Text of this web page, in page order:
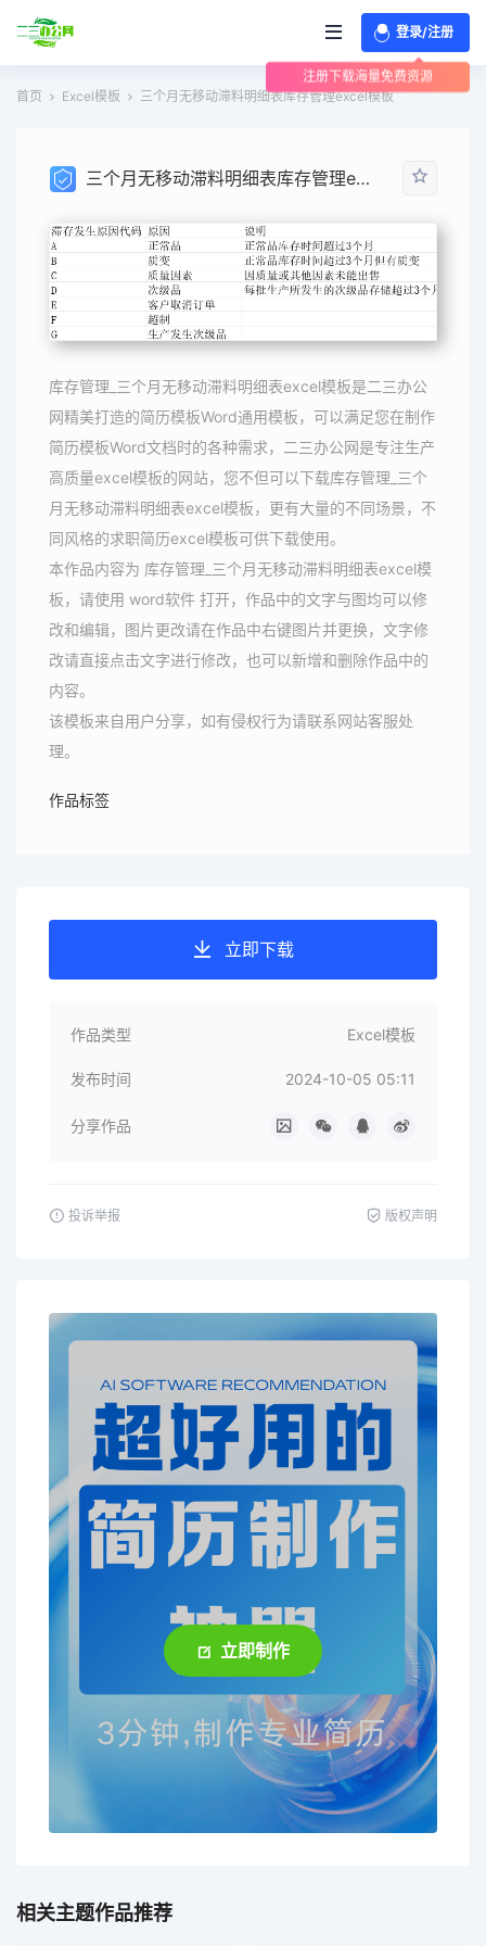
登录/注册
注册下载海量免费资源
首页
Excel模板 三个月无移动滞料明细表库存管理excel模板
三个月无移动滞料明细表库存管理excel模板
库存管理_三个月无移动滞料明细表excel模板是二三办公
网精美打造的简历模板Word通用模板，可以满足您在制作
简历模板Word文档时的各种需求，二三办公网是专注生产
高质量excel模板的网站，您不但可以下载库存管理_三个
月无移动滞料明细表excel模板，更有大量的不同场景，不
同风格的求职简历excel模板可供下载使用。
本作品内容为 库存管理_三个月无移动滞料明细表excel模
板，请使用 word软件 打开，作品中的文字与图均可以修
改和编辑，图片更改请在作品中右键图片并更换，文字修
改请直接点击文字进行修改，也可以新增和删除作品中的
内容。
该模板来自用户分享，如有侵权行为请联系网站客服处
理。
作品标签
立即下载
作品类型 Excel模板
发布时间 2024-10-05 05:11
分享作品
投诉举报 版权声明
立即制作
相关主题作品推荐